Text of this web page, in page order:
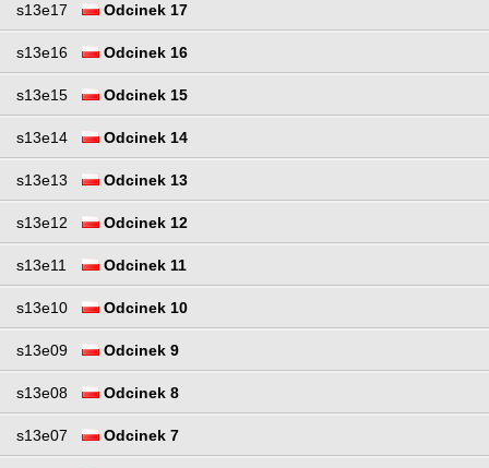
s13e17 Odcinek 17
s13e16 Odcinek 16
s13e15 Odcinek 15
s13e14 Odcinek 14
s13e13 Odcinek 13
s13e12 Odcinek 12
s13e11 Odcinek 11
s13e10 Odcinek 10
s13e09 Odcinek 9
s13e08 Odcinek 8
s13e07 Odcinek 7